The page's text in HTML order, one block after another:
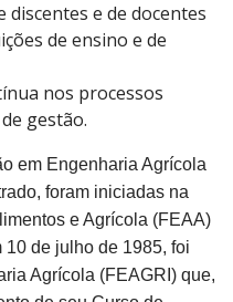
discentes e de docentes
de ensino e de
nos processos
gestão.
em Engenharia Agrícola
foram iniciadas na
e Agrícola (FEAA)
de julho de 1985, foi
Agrícola (FEAGRI) que,